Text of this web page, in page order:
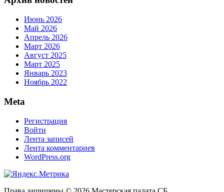
Июнь 2026
Май 2026
Апрель 2026
Март 2026
Август 2025
Март 2025
Январь 2023
Ноябрь 2022
Meta
Регистрация
Войти
Лента записей
Лента комментариев
WordPress.org